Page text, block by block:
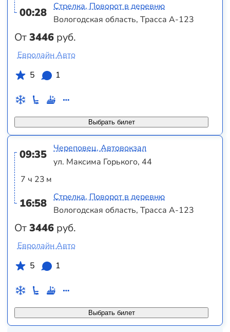
00:28
От3446 руб.
Стрелка, Поворот в деревню
Вологодская область, Трасса А-123
Выбрать билет
Евролайн Авто
5
1
09:35
7 ч 23 м
16:58
От3446 руб.
Череповец, Автовокзал
ул. Максима Горького, 44
Стрелка, Поворот в деревню
Вологодская область, Трасса А-123
Выбрать билет
Евролайн Авто
5
1